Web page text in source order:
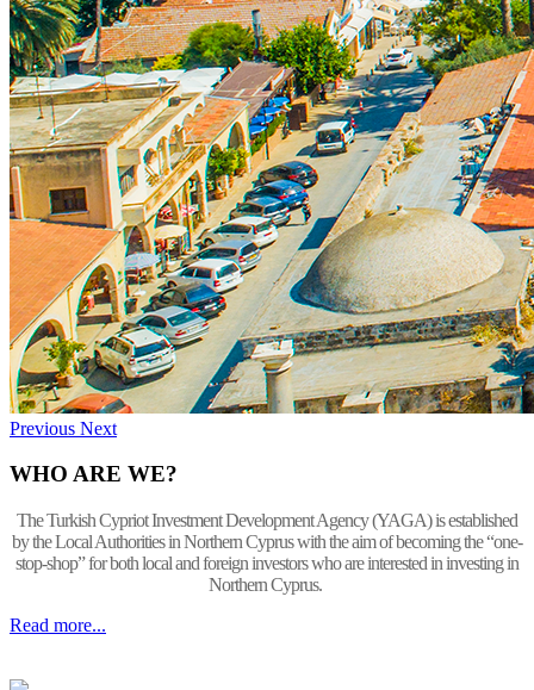
Previous Next
WHO ARE WE?
The Turkish Cypriot Investment Development Agency (YAGA) is established
by the Local Authorities in Northern Cyprus with the aim of becoming the “one-
stop-shop” for both local and foreign investors who are interested in investing in
Northern Cyprus.
Read more...